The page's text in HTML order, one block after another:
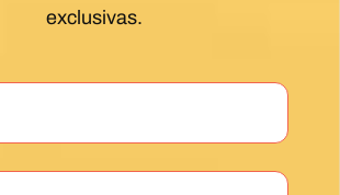
los secretos del Camino